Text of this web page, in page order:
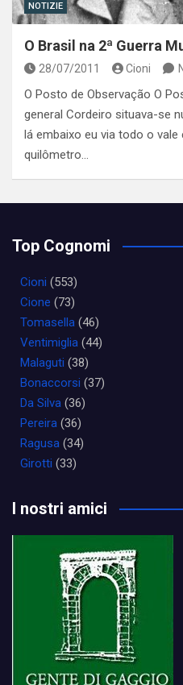
NOTIZIE
O Brasil na 2ª Guerra
28/07/2011 Cioni
O Posto de Observação O
general Cordeiro situava-se
lá embaixo eu via todo o vale
quilômetro…
Top Cognomi
Cioni (553)
Cione (73)
Tomasella (46)
Ventimiglia (44)
Malaguti (38)
Bonaccorsi (37)
Da Silva (36)
Pereira (36)
Ragusa (34)
Girotti (33)
I nostri amici